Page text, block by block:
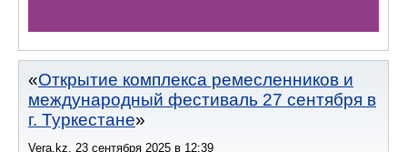
Открытие комплекса ремесленников и
международный фестиваль 27 сентября в
г. Туркестане
Vera.kz 23 сентября 2025 в 12:39